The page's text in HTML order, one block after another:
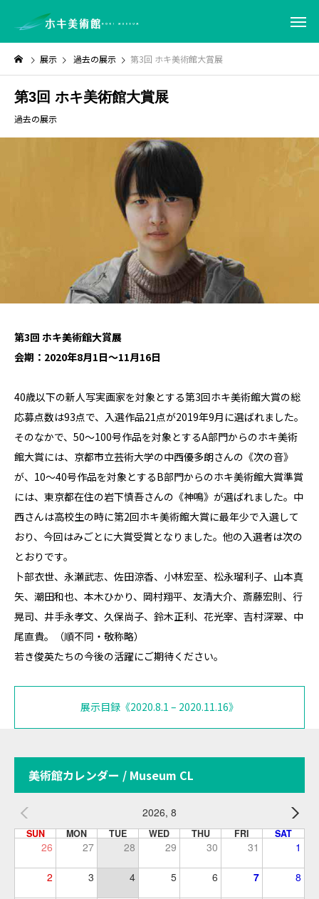
展示 過去の展示 第3回 ホキ美術館大賞展
第3回 ホキ美術館大賞展
過去の展示
第3回 ホキ美術館大賞展
会期：2020年8月1日～11月16日
40歳以下の新人写実画家を対象とする第3回ホキ美術館大賞の総
応募点数は93点で、入選作品21点が2019年9月に選ばれました。
そのなかで、50～100号作品を対象とするA部門からのホキ美術
館大賞には、京都市立芸術大学の中西優多朗さんの《次の音》
が、10～40号作品を対象とするB部門からのホキ美術館大賞準賞
には、東京都在住の岩下慎吾さんの《神鳴》が選ばれました。中
西さんは高校生の時に第2回ホキ美術館大賞に最年少で入選して
おり、今回はみごとに大賞受賞となりました。他の入選者は次の
とおりです。
卜部衣世、永瀬武志、佐田涼香、小林宏至、松永瑠利子、山本真
矢、潮田和也、本木ひかり、岡村翔平、友清大介、斎藤宏則、行
晃司、井手永孝文、久保尚子、鈴木正利、花光宰、吉村深翠、中
尾直貴。（順不同・敬称略）
若き俊英たちの今後の活躍にご期待ください。
展示目録《2020.8.1 – 2020.11.16》
美術館カレンダー / Museum CL
2026, 8
SUN MON TUE WED THU FRI SAT
26 27 28 29 30 31 1
2 3 4 5 6 7 8